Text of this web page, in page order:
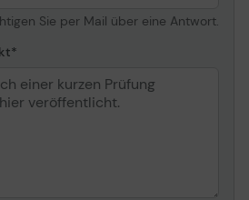
Sie per Mail über eine Antwort.